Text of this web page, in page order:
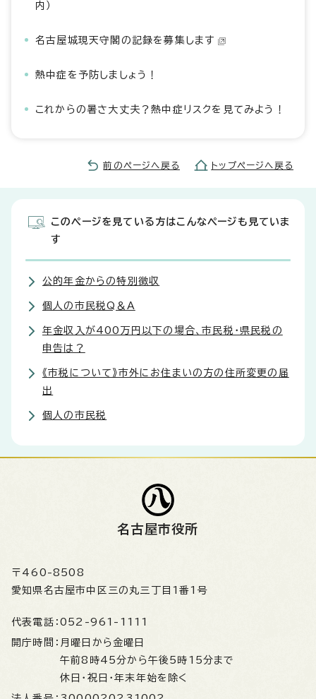
内）
名古屋城現天守閣の記録を募集します
熱中症を予防しましょう！
これからの暑さ大丈夫？熱中症リスクを見てみよう！
前のページへ戻る トップページへ戻る
このページを見ている方はこんなページも見ていま
す
公的年金からの特別徴収
個人の市民税Q＆A
年金収入が400万円以下の場合、市民税・県民税の
申告は？
《市税について》市外にお住まいの方の住所変更の届
出
個人の市民税
名古屋市役所
〒460-8508
愛知県名古屋市中区三の丸三丁目1番1号
代表電話： 052-961-1111
開庁時間： 月曜日から金曜日
午前8時45分から午後5時15分まで
休日・祝日・年末年始を除く